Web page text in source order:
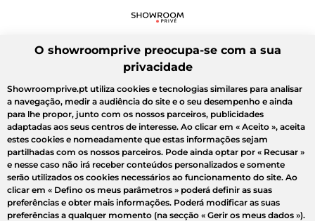
O showroomprive preocupa-se com a sua
privacidade
Showroomprive.pt utiliza cookies e tecnologias similares para analisar
a navegação, medir a audiência do site e o seu desempenho e ainda
para lhe propor, junto com os nossos parceiros, publicidades
adaptadas aos seus centros de interesse. Ao clicar em « Aceito », aceita
estes cookies e nomeadamente que estas informações sejam
partilhadas com os nossos parceiros. Pode ainda optar por « Recusar »
e nesse caso não irá receber conteúdos personalizados e somente
serão utilizados os cookies necessários ao funcionamento do site. Ao
clicar em « Defino os meus parâmetros » poderá definir as suas
preferências e obter mais informações. Poderá modificar as suas
preferências a qualquer momento (na secção « Gerir os meus dados »).